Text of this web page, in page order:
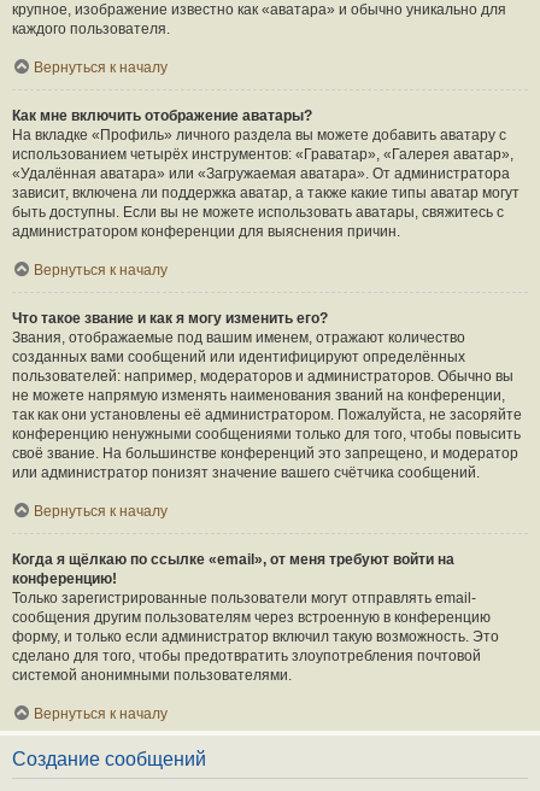
крупное, изображение известно как «аватара» и обычно уникально для
каждого пользователя.
Вернуться к началу
Как мне включить отображение аватары?
На вкладке «Профиль» личного раздела вы можете добавить аватару с
использованием четырёх инструментов: «Граватар», «Галерея аватар»,
«Удалённая аватара» или «Загружаемая аватара». От администратора
зависит, включена ли поддержка аватар, а также какие типы аватар могут
быть доступны. Если вы не можете использовать аватары, свяжитесь с
администратором конференции для выяснения причин.
Вернуться к началу
Что такое звание и как я могу изменить его?
Звания, отображаемые под вашим именем, отражают количество
созданных вами сообщений или идентифицируют определённых
пользователей: например, модераторов и администраторов. Обычно вы
не можете напрямую изменять наименования званий на конференции,
так как они установлены её администратором. Пожалуйста, не засоряйте
конференцию ненужными сообщениями только для того, чтобы повысить
своё звание. На большинстве конференций это запрещено, и модератор
или администратор понизят значение вашего счётчика сообщений.
Вернуться к началу
Когда я щёлкаю по ссылке «email», от меня требуют войти на
конференцию!
Только зарегистрированные пользователи могут отправлять email-
сообщения другим пользователям через встроенную в конференцию
форму, и только если администратор включил такую возможность. Это
сделано для того, чтобы предотвратить злоупотребления почтовой
системой анонимными пользователями.
Вернуться к началу
Создание сообщений